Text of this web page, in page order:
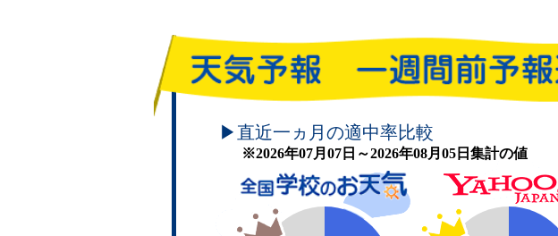
頑張れ！学校のお天気
▶直近一ヵ月の適中率比較
※2026年07月07日～2026年08月05日集計の値